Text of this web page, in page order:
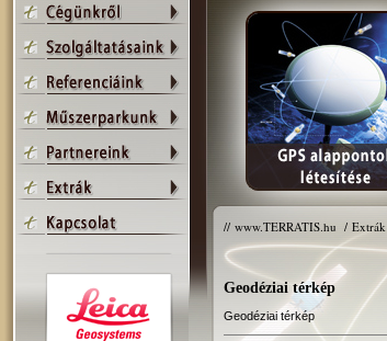
// www.TERRATIS.hu / Extrák
Geodéziai térkép
Geodéziai térkép